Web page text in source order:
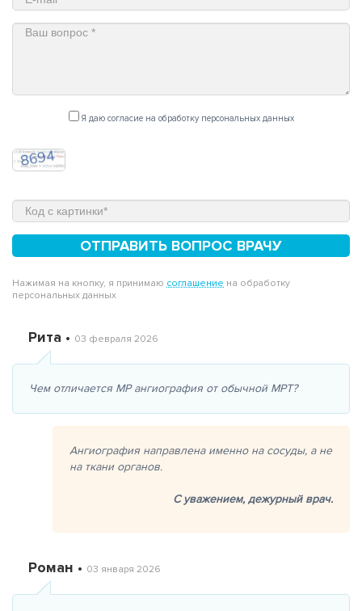
Я даю согласие на обработку персональных данных
ОТПРАВИТЬ ВОПРОС ВРАЧУ
Нажимая на кнопку, я принимаю соглашение на обработку
персональных данных
Рита • 03 февраля 2026
Чем отличается МР ангиография от обычной МРТ?
Ангиография направлена именно на сосуды, а не
на ткани органов.
С уважением, дежурный врач.
Роман • 03 января 2026